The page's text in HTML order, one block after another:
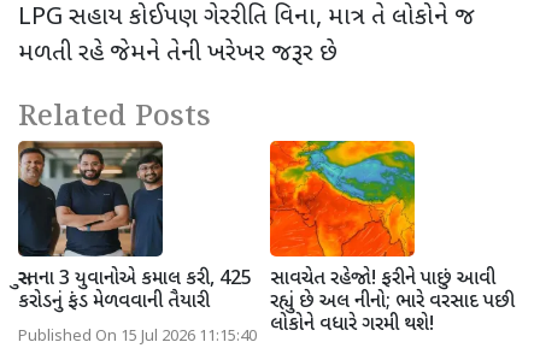
LPG સહાય કોઈપણ ગેરરીતિ વિના, માત્ર તે લોકોને જ
મળતી રહે જેમને તેની ખરેખર જરૂર છે
Related Posts
સુરતના 3 યુવાનોએ કમાલ કરી, 425
કરોડનું ફંડ મેળવવાની તૈયારી
Published On 15 Jul 2026 11:15:40
સાવચેત રહેજો! ફરીને પાછું આવી
રહ્યું છે અલ નીનો; ભારે વરસાદ પછી
લોકોને વધારે ગરમી થશે!